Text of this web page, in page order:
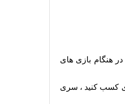
هنگام بازی های
کسب کنید ، سری